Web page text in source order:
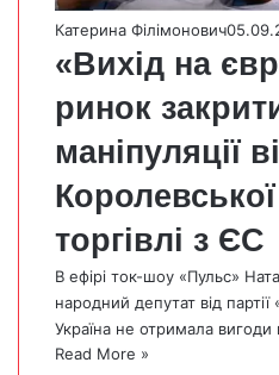
Катерина Філімонович
«Вихід на
ринок
маніпуляції
торгівлі з ЄС
В ефірі ток-шоу «Пульс»
народний депутат від
Україна не отримала вигоди
Read More »